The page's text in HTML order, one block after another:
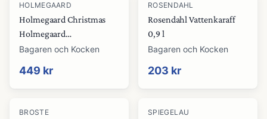
HOLMEGAARD
Holmegaard Christmas
Holmegaard
julsnapsflaska 2025 73 cl,
Bagaren och Kocken
449 kr
ROSENDAHL
Rosendahl Vattenkaraff
0,9 l
Bagaren och Kocken
203 kr
BROSTE SPIEGELAU